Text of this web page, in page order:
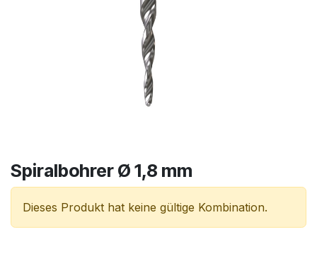
Spiralbohrer Ø 1,8 mm
Dieses Produkt hat keine gültige Kombination.